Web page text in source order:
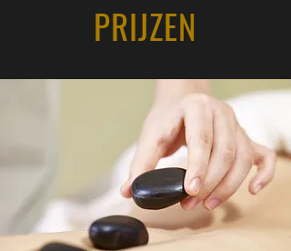
PRIJZEN